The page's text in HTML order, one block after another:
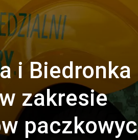
i Biedronka
zakresie